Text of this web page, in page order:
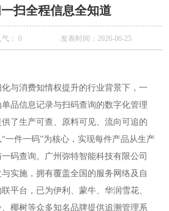
扫全程信息全知道
气： 0 发表时间：2026-06-25
与消费知情权提升的行业背景下，一
品信息记录与扫码查询的数字化管理
了生产可查、原料可见、流向可追的
一件一码”为核心，实现每件产品从生产
码查询。广州弥特智能科技有限公司
实施，拥有覆盖全国的服务网络及自
平台，已为伊利、蒙牛、华润雪花、
椰树等众多知名品牌提供追溯管理系